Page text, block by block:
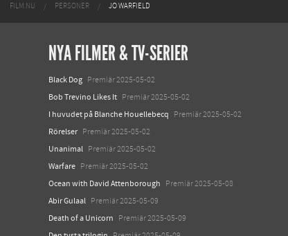
FILM.NU PERSONER JO WARFIELD
NYA FILMER & TV-SERIER
Black Dog Premiär 2025-05-02
Bob Trevino Likes It Premiär 2025-05-02
I huvudet på Blanche Houellebecq Premiär 2025-05-02
Rörelser Premiär 2025-05-02
Unanimal Premiär 2025-05-02
Warfare Premiär 2025-05-02
Ocean with David Attenborough Premiär 2025-05-08
Abir Gulaal Premiär 2025-05-09
Death of a Unicorn Premiär 2025-05-09